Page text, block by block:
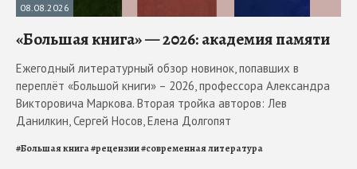
08.08.2026
«Большая книга» — 2026: академия памяти
Ежегодный литературный обзор новинок, попавших в
переплёт «Большой книги» – 2026, профессора Александра
Викторовича Маркова. Вторая тройка авторов: Лев
Данилкин, Сергей Носов, Елена Долгопят
#Большая книга#рецензии#современная литература